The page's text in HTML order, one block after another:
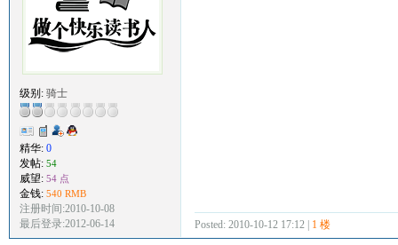
级别: 骑士
精华: 0
发帖: 54
威望: 54 点
金钱: 540 RMB
注册时间:2010-10-08
最后登录:2012-06-14
Posted: 2010-10-12 17:12 | 1 楼